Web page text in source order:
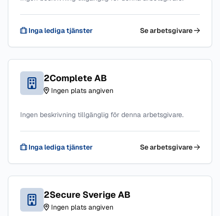
Inga lediga tjänster Se arbetsgivare
2Complete AB
Ingen plats angiven
Ingen beskrivning tillgänglig för denna arbetsgivare.
Inga lediga tjänster Se arbetsgivare
2Secure Sverige AB
Ingen plats angiven